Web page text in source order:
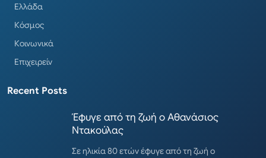
Ελλάδα
Κόσμος
Κοινωνικά
Επιχειρείν
Recent Posts
Έφυγε από τη ζωή ο Αθανάσιος
Ντακούλας
Σε ηλικία 80 ετών έφυγε από τη ζωή ο